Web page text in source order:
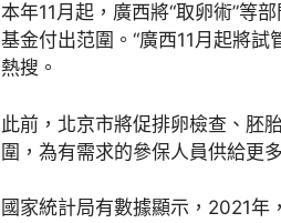
本年11月起，廣西將“取卵術”等
基金付出范圍。“廣西11月起將試
熱搜。
此前，北京市將促排卵檢查、胚
圍，為有需求的參保人員供給更
國家統計局有數據顯示，2021年